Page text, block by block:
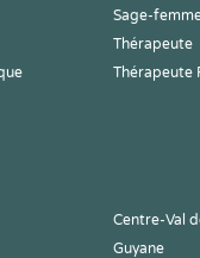
Sage-
Thérapeute
Thérapeute
Centre-Val
Guyane